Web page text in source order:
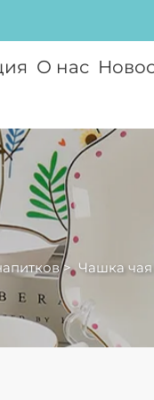
О нас
> Чашка чая